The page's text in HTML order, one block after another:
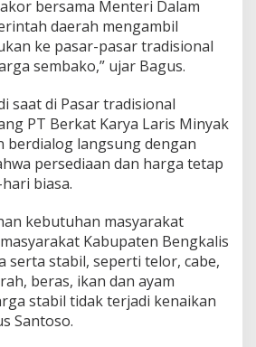
bersama Menteri Dalam
daerah mengambil
ke pasar-pasar tradisional
sembako,” ujar Bagus.
saat di Pasar tradisional
PT Berkat Karya Laris Minyak
berdialog langsung dengan
persediaan dan harga tetap
biasa.
kebutuhan masyarakat
Kabupaten Bengkalis
serta stabil, seperti telor, cabe,
beras, ikan dan ayam
stabil tidak terjadi kenaikan
Santoso.